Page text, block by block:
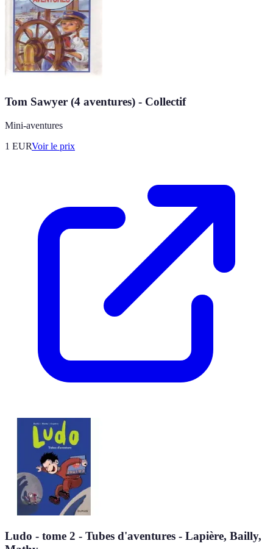
Tom Sawyer (4 aventures) - Collectif
Mini-aventures
1 EURVoir le prix
Ludo - tome 2 - Tubes d'aventures - Lapière, Bailly,